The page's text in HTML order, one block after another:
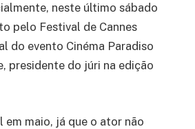
neste último sábado
pelo Festival de Cannes
do evento Cinéma Paradiso
presidente do júri na edição
maio, já que o ator não